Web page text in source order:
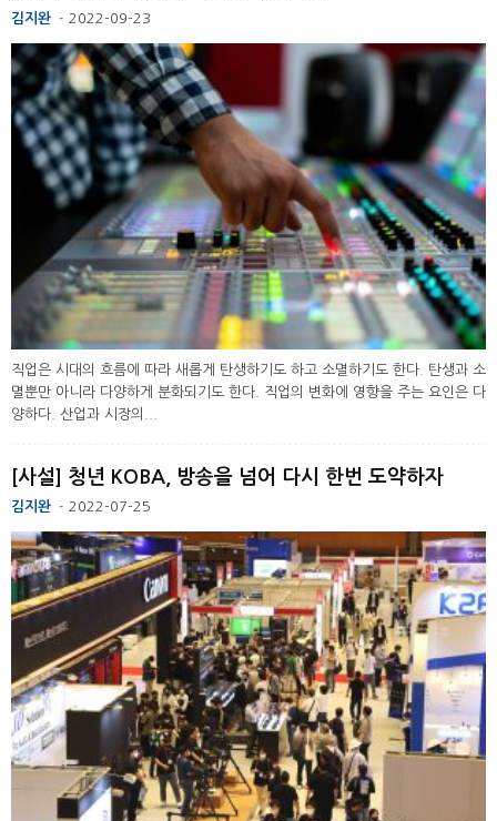
김지완 - 2022-09-23
직업은 시대의 흐름에 따라 새롭게 탄생하기도 하고 소멸하기도 한다. 탄생과 소
멸뿐만 아니라 다양하게 분화되기도 한다. 직업의 변화에 영향을 주는 요인은 다
양하다. 산업과 시장의...
[사설] 청년 KOBA, 방송을 넘어 다시 한번 도약하자
김지완 - 2022-07-25